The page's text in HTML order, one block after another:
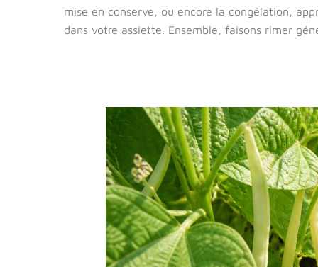
mise en conserve, ou encore la congélation,
dans votre assiette. Ensemble, faisons rimer
Planter
et
récolter
des
haricots
blancs
:
guide